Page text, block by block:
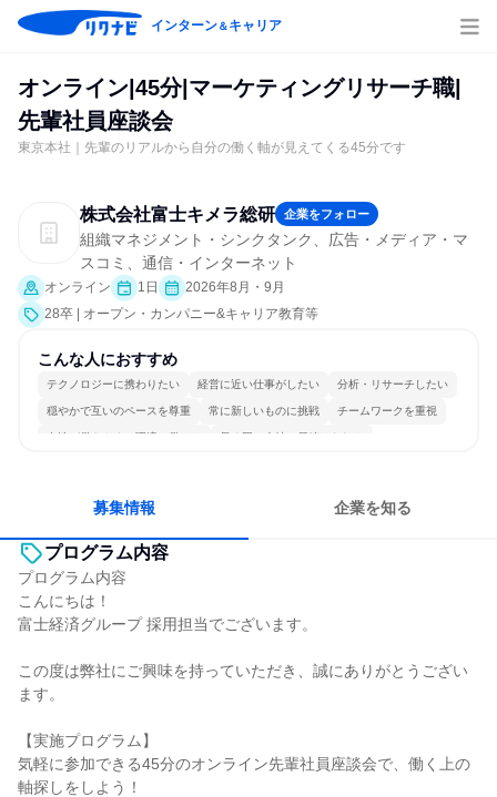
インターン＆キャリア
オンライン|45分|マーケティングリサーチ職|
先輩社員座談会
東京本社｜先輩のリアルから自分の働く軸が見えてくる45分です
株式会社富士キメラ総研 企業をフォロー
組織マネジメント・シンクタンク、広告・メディア・マ
スコミ、通信・インターネット
オンライン 1日
2026年8月・9月
28卒 | オープン・カンパニー&キャリア教育等
こんな人におすすめ
テクノロジーに携わりたい 経営に近い仕事がしたい 分析・リサーチしたい
穏やかで互いのペースを尊重 常に新しいものに挑戦 チームワークを重視
女性が働きやすい環境で働ける 長く同じ会社に居続けられる
募集情報 企業を知る
プログラム内容
プログラム内容
こんにちは！
富士経済グループ 採用担当でございます。
この度は弊社にご興味を持っていただき、誠にありがとうござい
ます。
【実施プログラム】
気軽に参加できる45分のオンライン先輩社員座談会で、働く上の
軸探しをしよう！